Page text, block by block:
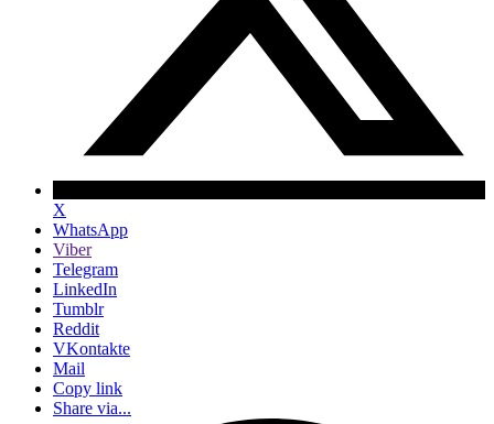
X
WhatsApp
Viber
Telegram
LinkedIn
Tumblr
Reddit
VKontakte
Mail
Copy link
Share via...